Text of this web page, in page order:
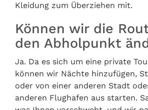
Kleidung zum Überziehen mit.
Können wir die
den Abholpunkt
Ja. Da es sich um eine private
können wir Nächte hinzufügen,
oder von einer anderen Stadt
anderen Flughafen aus starten.